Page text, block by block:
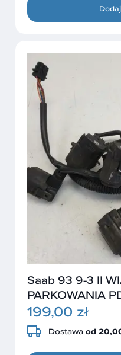
Saab 93 9-3 II
PARKOWANIA
199,00 zł
Dostawa od